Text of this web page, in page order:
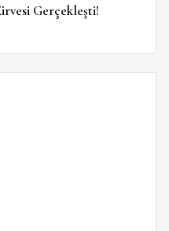
Gerçekleşti!